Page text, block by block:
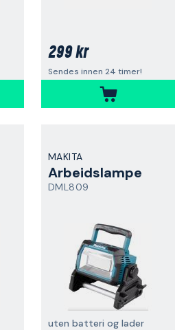
299 kr
Sendes innen 24 timer!
MAKITA
Arbeidslampe
DML809
uten batteri og lader